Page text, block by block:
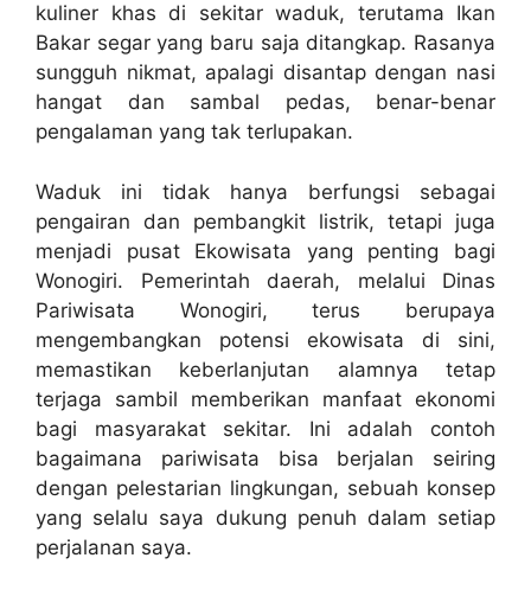
kuliner khas di sekitar waduk, terutama Ikan
Bakar segar yang baru saja ditangkap. Rasanya
sungguh nikmat, apalagi disantap dengan nasi
hangat dan sambal pedas, benar-benar
pengalaman yang tak terlupakan.
Waduk ini tidak hanya berfungsi sebagai
pengairan dan pembangkit listrik, tetapi juga
menjadi pusat Ekowisata yang penting bagi
Wonogiri. Pemerintah daerah, melalui Dinas
Pariwisata Wonogiri, terus berupaya
mengembangkan potensi ekowisata di sini,
memastikan keberlanjutan alamnya tetap
terjaga sambil memberikan manfaat ekonomi
bagi masyarakat sekitar. Ini adalah contoh
bagaimana pariwisata bisa berjalan seiring
dengan pelestarian lingkungan, sebuah konsep
yang selalu saya dukung penuh dalam setiap
perjalanan saya.